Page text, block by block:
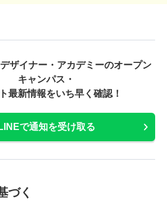
ザイナー・アカデミーのオープン
キャンパス・
最新情報をいち早く確認！
LINEで通知を受け取る
づく